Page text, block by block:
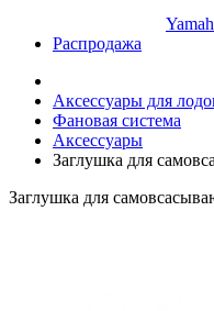
Распродажа
Аксессуары для
Фановая система
Аксессуары
Заглушка для
Заглушка для